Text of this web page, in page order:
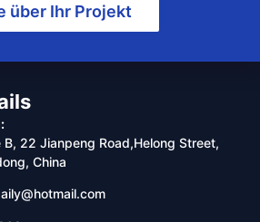
über Ihr Projekt
B, 22 Jianpeng Road,Helong Street,
China